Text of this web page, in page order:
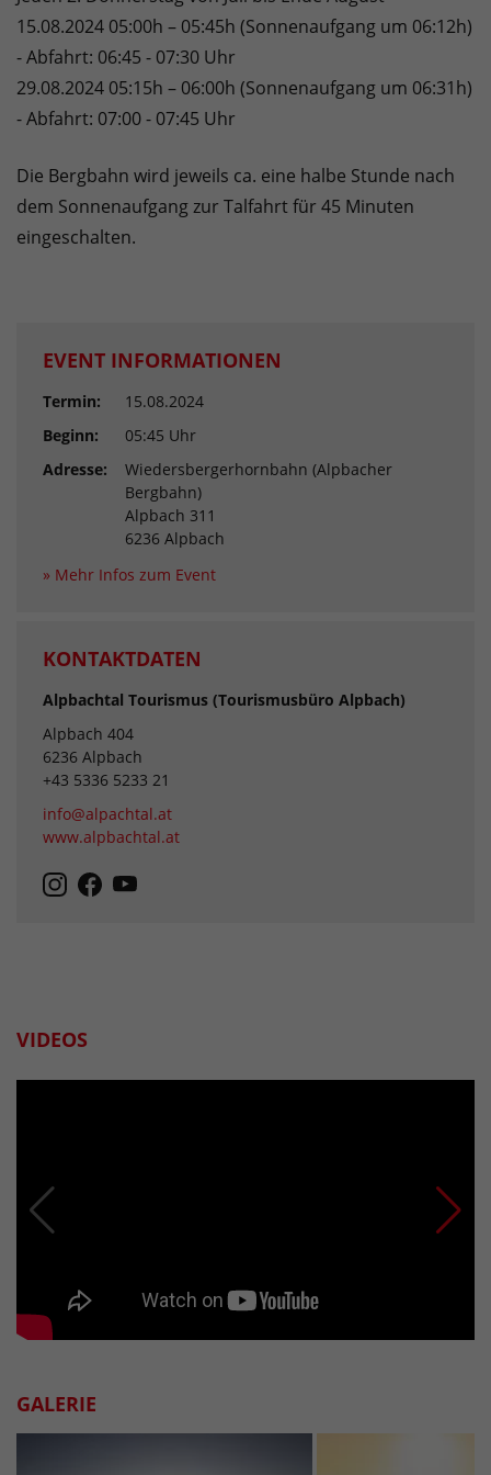
15.08.2024 05:00h – 05:45h (Sonnenaufgang um 06:12h)
- Abfahrt: 06:45 - 07:30 Uhr
29.08.2024 05:15h – 06:00h (Sonnenaufgang um 06:31h)
- Abfahrt: 07:00 - 07:45 Uhr
Die Bergbahn wird jeweils ca. eine halbe Stunde nach
dem Sonnenaufgang zur Talfahrt für 45 Minuten
eingeschalten.
EVENT INFORMATIONEN
Termin:
15.08.2024
Beginn:
05:45 Uhr
Adresse:
Wiedersbergerhornbahn (Alpbacher
Bergbahn)
Alpbach 311
6236 Alpbach
» Mehr Infos zum Event
KONTAKTDATEN
Alpbachtal Tourismus (Tourismusbüro Alpbach)
Alpbach 404
6236 Alpbach
+43 5336 5233 21
info@alpachtal.at
www.alpbachtal.at
VIDEOS
GALERIE